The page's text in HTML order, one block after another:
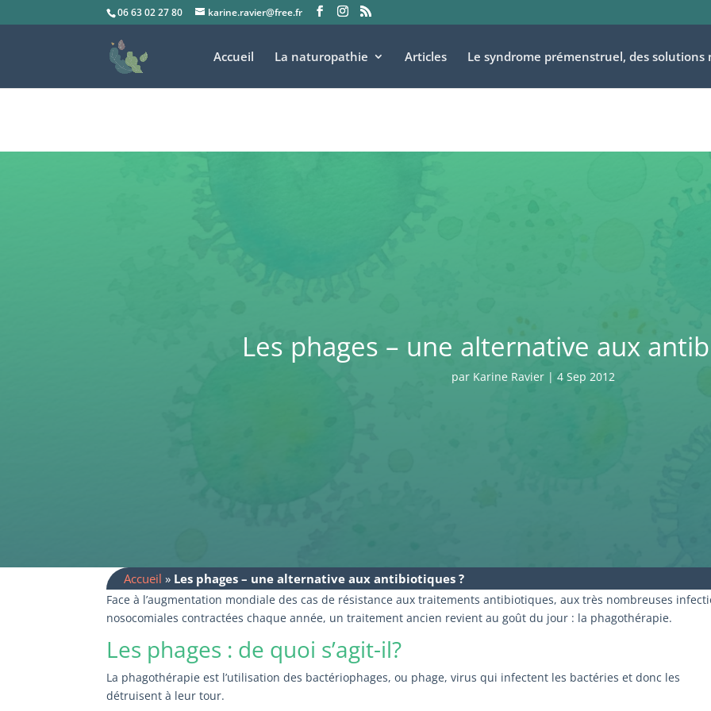
06 63 02 27 80 karine.ravier@free.fr
Accueil La naturopathie Articles Le syndrome prémenstruel, des solutions
Les phages – une alternative aux
par Karine Ravier | 4 Sep 2012
Accueil » Les phages – une alternative aux antibiotiques ?
Face à l’augmentation mondiale des cas de résistance aux traitements antibiotiques, aux très nombreuses
nosocomiales contractées chaque année, un traitement ancien revient au goût du jour : la phagothérapie.
Les phages : de quoi s’agit-il?
La phagothérapie est l’utilisation des bactériophages, ou phage, virus qui infectent les bactéries et donc les
détruisent à leur tour.